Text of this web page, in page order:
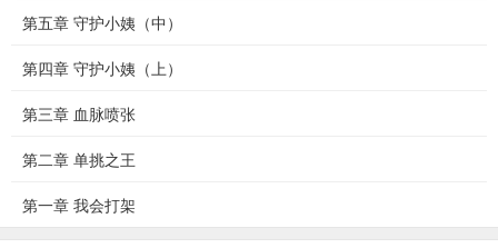
第五章 守护小姨（中）
第四章 守护小姨（上）
第三章 血脉喷张
第二章 单挑之王
第一章 我会打架